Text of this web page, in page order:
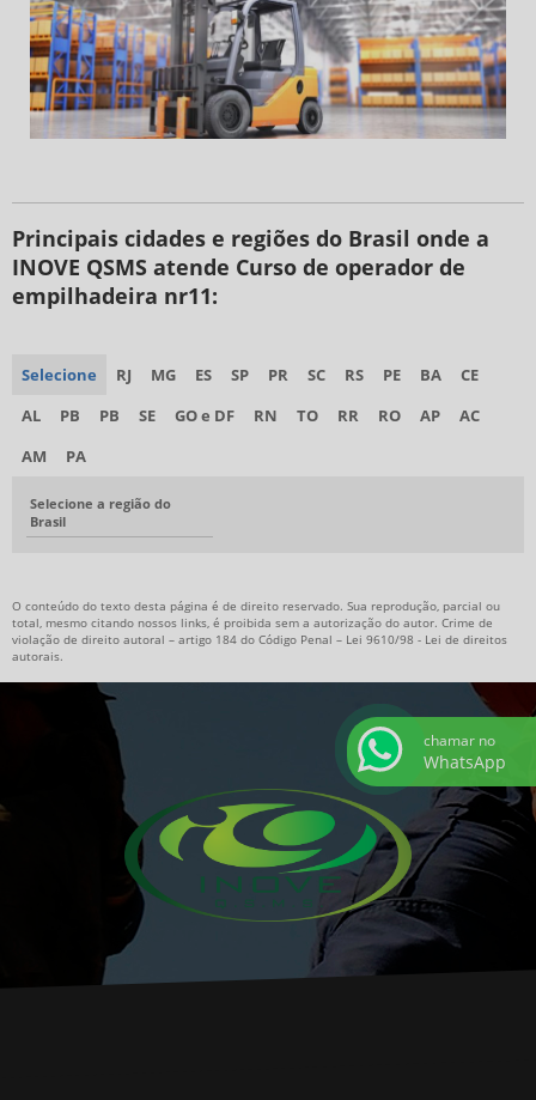
Principais cidades e regiões do Brasil onde a
INOVE QSMS atende Curso de operador de
empilhadeira nr11:
Selecione RJ MG ES SP PR SC RS PE BA
CE
AL
PB PB SE GO e DF RN TO RR RO AP
AC
AM
PA
Selecione a região do
Brasil
O conteúdo do texto desta página é de direito reservado. Sua reprodução, parcial ou
total, mesmo citando nossos links, é proibida sem a autorização do autor. Crime de
violação de direito autoral – artigo 184 do Código Penal – Lei 9610/98 - Lei de direitos
autorais.
chamar no
WhatsApp